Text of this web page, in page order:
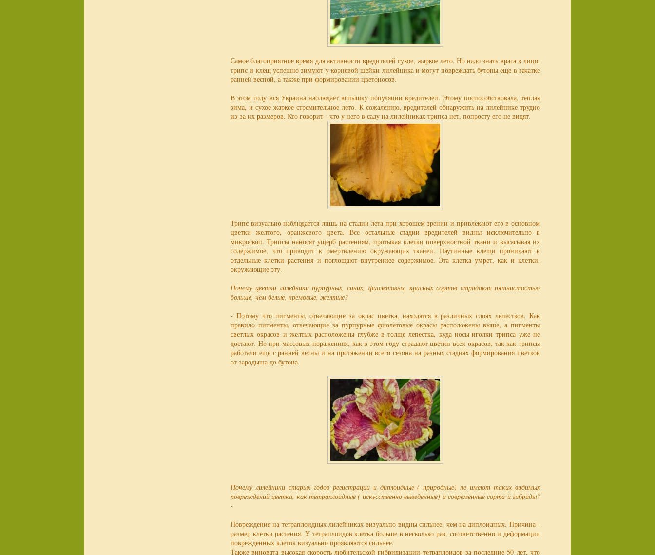
Самое благоприятное время для активности вредителей сухое, жаркое лето. Но надо знать врага в лицо,
трипс и клещ успешно зимуют у корневой шейки лилейника и могут повреждать бутоны еще в зачатке
ранней весной, а также при формировании цветоносов.
В этом году вся Украина наблюдает вспышку популяции вредителей. Этому поспособствовала, теплая
зима, и сухое жаркое стремительное лето. К сожалению, вредителей обнаружить на лилейнике трудно
из-за их размеров. Кто говорит - что у него в саду на лилейниках трипса нет, попросту его не видят.
Трипс визуально наблюдается лишь на стадии лета при хорошем зрении и привлекают его в основном
цветки желтого, оранжевого цвета. Все остальные стадии вредителей видны исключительно в
микроскоп. Трипсы наносят ущерб растениям, протыкая клетки поверхностной ткани и высасывая их
содержимое, что приводит к омертвлению окружающих тканей. Паутинные клещи проникают в
отдельные клетки растения и поглощают внутреннее содержимое. Эта клетка умрет, как и клетки,
окружающие эту.
Почему цветки лилейники пурпурных, синих, фиолетовых, красных сортов страдают пятнистостью
больше, чем белые, кремовые, желтые?
- Потому что пигменты, отвечающие за окрас цветка, находятся в различных слоях лепестков. Как
правило пигменты, отвечающие за пурпурные фиолетовые окрасы расположены выше, а пигменты
светлых окрасов и желтых расположены глубже в толще лепестка, куда носы-иголки трипса уже не
достают. Но при массовых поражениях, как в этом году страдают цветки всех окрасов, так как трипсы
работали еще с ранней весны и на протяжении всего сезона на разных стадиях формирования цветков
от зародыша до бутона.
Почему лилейники старых годов регистрации и диплоидные ( природные) не имеют таких видимых
повреждений цветка, как тетраплоидные ( искусственно выведенные) и современные сорта и гибриды?
-
Повреждения на тетраплоидных лилейниках визуально видны сильнее, чем на диплоидных. Причина -
размер клетки растения. У тетраплоидов клетка больше в несколько раз, соответственно и деформации
поврежденных клеток визуально проявляются сильнее.
Также виновата высокая скорость любительской гибридизации тетраплоидов за последние 50 лет, что